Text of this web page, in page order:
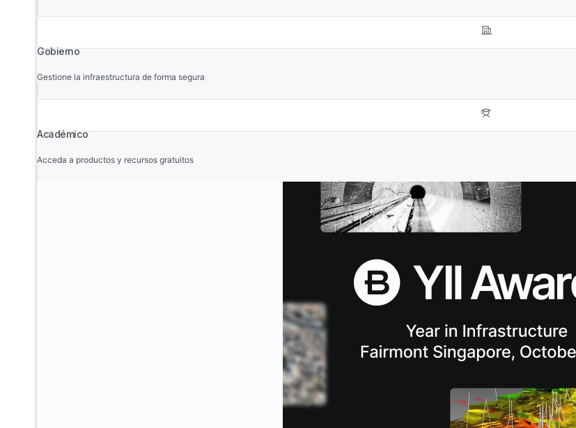
Gobierno
Gestione la infraestructura de forma segura
Académico
Acceda a productos y recursos gratuitos